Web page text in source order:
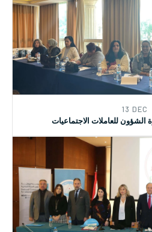
07 AUG
WPS-CEDAW
Justice Without Frontiers, with
Commission for Lebanese Women
Peacebuilders , organized a two
CEDAW General
Reporting and Joint
and CEDAW.
13 DEC